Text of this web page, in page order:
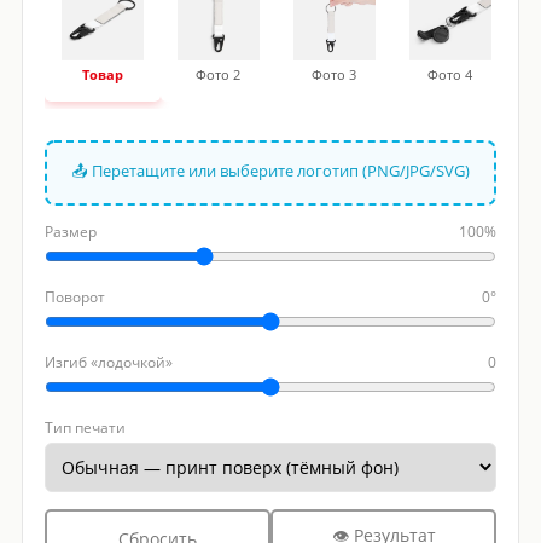
Товар Фото 2 Фото 3 Фото 4
📤 Перетащите или выберите логотип (PNG/JPG/SVG)
Размер 100%
Поворот 0°
Изгиб «лодочкой» 0
Тип печати
👁 Результат